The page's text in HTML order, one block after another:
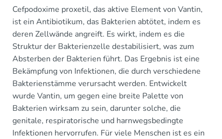
Cefpodoxime proxetil, das aktive Element von Vantin,
ist ein Antibiotikum, das Bakterien abtötet, indem es
deren Zellwände angreift. Es wirkt, indem es die
Struktur der Bakterienzelle destabilisiert, was zum
Absterben der Bakterien führt. Das Ergebnis ist eine
Bekämpfung von Infektionen, die durch verschiedene
Bakterienstämme verursacht werden. Entwickelt
wurde Vantin, um gegen eine breite Palette von
Bakterien wirksam zu sein, darunter solche, die
genitale, respiratorische und harnwegsbedingte
Infektionen hervorrufen. Für viele Menschen ist es ein